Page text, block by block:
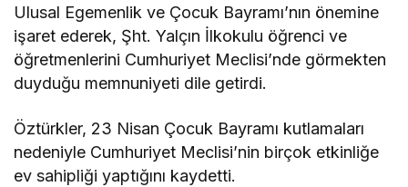
Ulusal Egemenlik ve Çocuk Bayramı’nın önemine
işaret ederek, Şht. Yalçın İlkokulu öğrenci ve
öğretmenlerini Cumhuriyet Meclisi’nde görmekten
duyduğu memnuniyeti dile getirdi.
Öztürkler, 23 Nisan Çocuk Bayramı kutlamaları
nedeniyle Cumhuriyet Meclisi’nin birçok etkinliğe
ev sahipliği yaptığını kaydetti.